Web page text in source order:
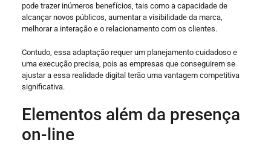
pode trazer inúmeros benefícios, tais como a capacidade de
alcançar novos públicos, aumentar a visibilidade da marca,
melhorar a interação e o relacionamento com os clientes.
Contudo, essa adaptação requer um planejamento cuidadoso e
uma execução precisa, pois as empresas que conseguirem se
ajustar a essa realidade digital terão uma vantagem competitiva
significativa.
Elementos além da presença
on-line